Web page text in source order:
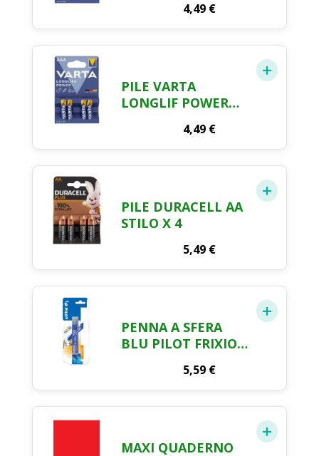
4,49 €
PILE VARTA
LONGLIF POWER
4,49 €
PILE DURACELL AA
STILO X 4
5,49 €
PENNA A SFERA
BLU PILOT FRIXION
5,59 €
MAXI QUADERNO